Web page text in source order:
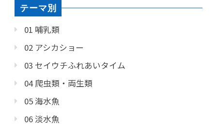
テーマ別
01 哺乳類
02 アシカショー
03 セイウチふれあいタイム
04 爬虫類・両生類
05 海水魚
06 淡水魚